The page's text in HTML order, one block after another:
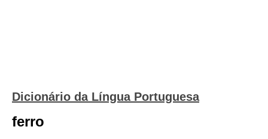
Dicionário da Língua Portuguesa
ferro